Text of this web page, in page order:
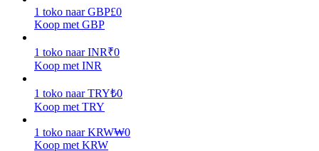
Macht varkentje
Verdien dagelijks competitieve beloningen
1 toko naar GBP£0
Koop met GBP
1 toko naar INR₹0
Koop met INR
1 toko naar TRY₺0
Koop met TRY
1 toko naar KRW₩0
Koop met KRW